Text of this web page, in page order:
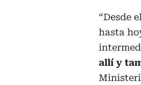
“Desde
hasta
allí y